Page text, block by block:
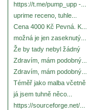
https://t.me/pump_upp -...
uprime receno, tuhle...
Cena 4000 Kč Pevná. K...
možná je jen zaseknutý...
Že by tady nebyl žádný
Zdravím, mám podobný...
Zdravím, mám podobný...
Téměř jako malba včetně
já jsem tuhně něco...
https://sourceforge.net/...